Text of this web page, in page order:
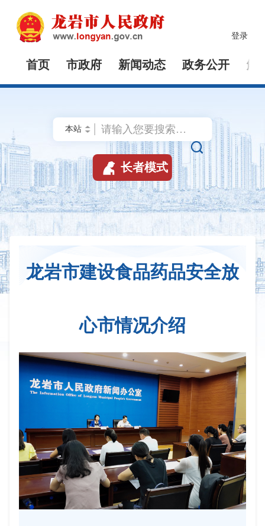
登录
首页 市政府 新闻动态 政务公开 解

 长者模式
龙岩市建设食品药品安全放
心市情况介绍